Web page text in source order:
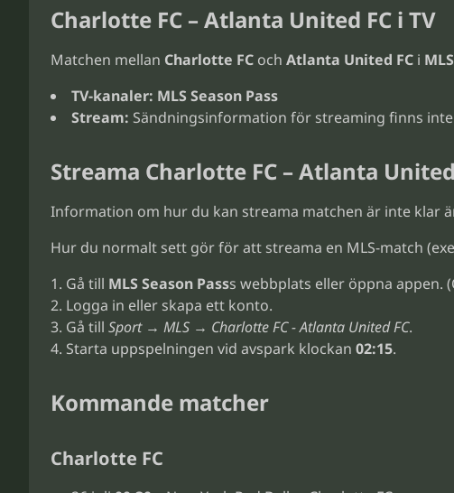
Charlotte FC – Atlanta United FC i TV
Matchen mellan Charlotte FC och Atlanta United FC i MLS
TV-kanaler: MLS Season Pass
Stream: Sändningsinformation för streaming finns
Streama Charlotte FC – Atlanta
Information om hur du kan streama matchen är inte klar
Hur du normalt sett gör för att streama en MLS-match
Gå till MLS Season Passs webbplats eller öppna appen.
Logga in eller skapa ett konto.
Gå till Sport → MLS → Charlotte FC - Atlanta United FC.
Starta uppspelningen vid avspark klockan 02:15.
Kommande matcher
Charlotte FC